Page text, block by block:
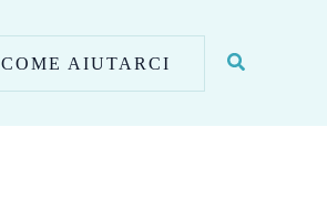
COME AIUTARCI